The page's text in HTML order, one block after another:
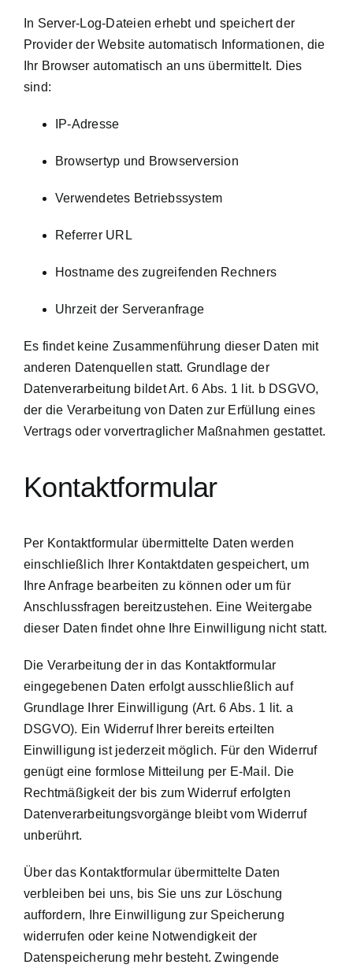
In Server-Log-Dateien erhebt und speichert der
Provider der Website automatisch Informationen, die
Ihr Browser automatisch an uns übermittelt. Dies
sind:
IP-Adresse
Browsertyp und Browserversion
Verwendetes Betriebssystem
Referrer URL
Hostname des zugreifenden Rechners
Uhrzeit der Serveranfrage
Es findet keine Zusammenführung dieser Daten mit
anderen Datenquellen statt. Grundlage der
Datenverarbeitung bildet Art. 6 Abs. 1 lit. b DSGVO,
der die Verarbeitung von Daten zur Erfüllung eines
Vertrags oder vorvertraglicher Maßnahmen gestattet.
Kontaktformular
Per Kontaktformular übermittelte Daten werden
einschließlich Ihrer Kontaktdaten gespeichert, um
Ihre Anfrage bearbeiten zu können oder um für
Anschlussfragen bereitzustehen. Eine Weitergabe
dieser Daten findet ohne Ihre Einwilligung nicht statt.
Die Verarbeitung der in das Kontaktformular
eingegebenen Daten erfolgt ausschließlich auf
Grundlage Ihrer Einwilligung (Art. 6 Abs. 1 lit. a
DSGVO). Ein Widerruf Ihrer bereits erteilten
Einwilligung ist jederzeit möglich. Für den Widerruf
genügt eine formlose Mitteilung per E-Mail. Die
Rechtmäßigkeit der bis zum Widerruf erfolgten
Datenverarbeitungsvorgänge bleibt vom Widerruf
unberührt.
Über das Kontaktformular übermittelte Daten
verbleiben bei uns, bis Sie uns zur Löschung
auffordern, Ihre Einwilligung zur Speicherung
widerrufen oder keine Notwendigkeit der
Datenspeicherung mehr besteht. Zwingende